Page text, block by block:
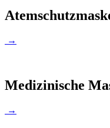
→
Medizinische
→